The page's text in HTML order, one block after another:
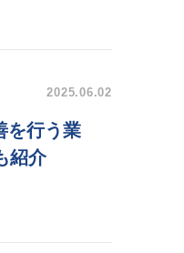
2025.06.02
を行う業
紹介